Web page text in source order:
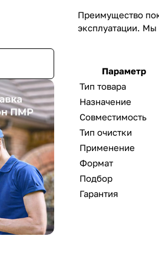
Преимущество
эксплуатации. Мы
Параметр
Тип товара
Назначение
Тип очистки
Применение
Формат
Подбор
Гарантия